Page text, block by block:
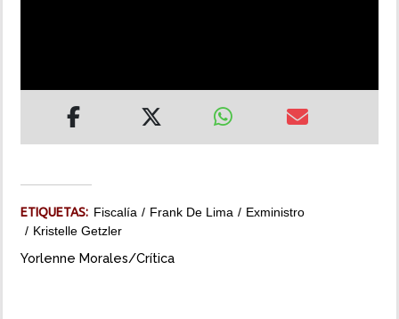
MULTIMEDIA
ETIQUETAS: Fiscalía Frank De Lima
Exministro
Kristelle Getzler
Yorlenne Morales/Crítica